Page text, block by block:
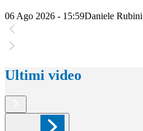
06 Ago 2026 - 15:59Daniele Rubini
Ultimi video